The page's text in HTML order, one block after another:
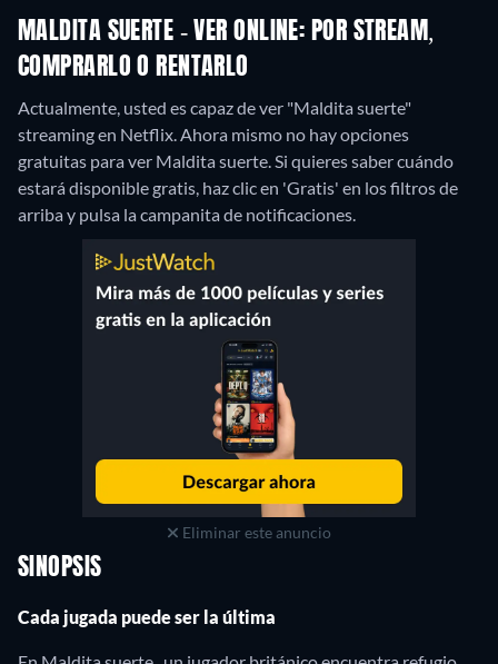
MALDITA SUERTE - VER ONLINE: POR STREAM,
COMPRARLO O RENTARLO
Actualmente, usted es capaz de ver "Maldita suerte"
streaming en Netflix.Ahora mismo no hay opciones
gratuitas para ver Maldita suerte. Si quieres saber cuándo
estará disponible gratis, haz clic en 'Gratis' en los filtros de
arriba y pulsa la campanita de notificaciones.
Eliminar este anuncio
SINOPSIS
Cada jugada puede ser la última